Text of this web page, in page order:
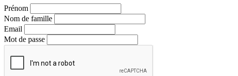
Prénom
Nom de famille
Email
Mot de passe